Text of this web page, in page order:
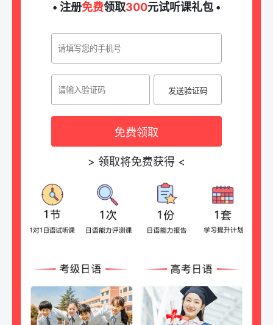
• 注册免费领取300元试听课礼包 •
发送验证码
免费领取
> 领取将免费获得 <